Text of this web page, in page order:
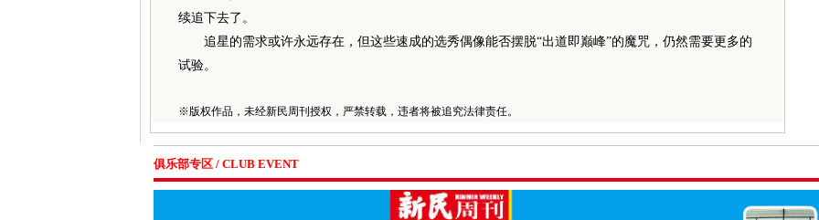
续追下去了。
追星的需求或许永远存在，但这些速成的选秀偶像能否摆脱“出道即巅峰”的魔咒，仍然需要更多的
试验。
※版权作品，未经新民周刊授权，严禁转载，违者将被追究法律责任。
俱乐部专区 / CLUB EVENT